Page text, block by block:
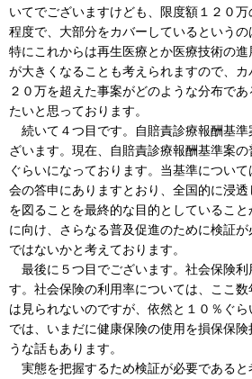
いてでございますけども、限度額１２０
程度で、大部分をカバーしているというの
特にこれからは再生医療とか医療技術の
が大きくなることも考えられますので、カ
２０万を超えた事案がどのような分布で
たいと思っております。
続いて４つ目です。自賠責診療報酬基準
ざいます。現在、自賠責診療報酬基準案
ぐらいになっております。当基準につい
会の答申にありますとおり、全国的に浸
を図ることを最終的な目的としているこ
に向け、さらなる普及促進のために検証
ではないかと考えております。
最後に５つ目でございます。社会保険利
す。社会保険の利用率については、ここ
は見られないのですが、依然と１０％ぐ
では、いまだに健康保険の使用を損保保
うな話もあります。
実態を把握するため検証が必要であると